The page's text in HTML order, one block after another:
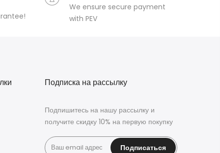
We ensure secure payment
with PEV
Подписка на рассылку
Подпишитесь на нашу рассылку и
получите скидку 10% на первую покупку
Подписаться